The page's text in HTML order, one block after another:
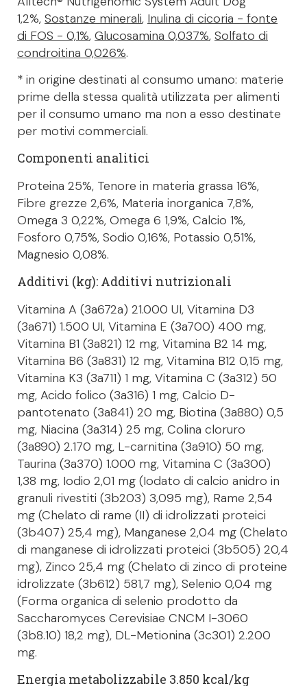
1,2%, Sostanze minerali, Inulina di cicoria - fonte
di FOS - 0,1%, Glucosamina 0,037%, Solfato di
condroitina 0,026%.
* in origine destinati al consumo umano: materie
prime della stessa qualità utilizzata per alimenti
per il consumo umano ma non a esso destinate
per motivi commerciali.
Componenti analitici
Proteina 25%, Tenore in materia grassa 16%,
Fibre grezze 2,6%, Materia inorganica 7,8%,
Omega 3 0,22%, Omega 6 1,9%, Calcio 1%,
Fosforo 0,75%, Sodio 0,16%, Potassio 0,51%,
Magnesio 0,08%.
Additivi (kg): Additivi nutrizionali
Vitamina A (3a672a) 21.000 UI, Vitamina D3
(3a671) 1.500 UI, Vitamina E (3a700) 400 mg,
Vitamina B1 (3a821) 12 mg, Vitamina B2 14 mg,
Vitamina B6 (3a831) 12 mg, Vitamina B12 0,15 mg,
Vitamina K3 (3a711) 1 mg, Vitamina C (3a312) 50
mg, Acido folico (3a316) 1 mg, Calcio D-
pantotenato (3a841) 20 mg, Biotina (3a880) 0,5
mg, Niacina (3a314) 25 mg, Colina cloruro
(3a890) 2.170 mg, L-carnitina (3a910) 50 mg,
Taurina (3a370) 1.000 mg, Vitamina C (3a300)
1,38 mg, Iodio 2,01 mg (Iodato di calcio anidro in
granuli rivestiti (3b203) 3,095 mg), Rame 2,54
mg (Chelato di rame (II) di idrolizzati proteici
(3b407) 25,4 mg), Manganese 2,04 mg (Chelato
di manganese di idrolizzati proteici (3b505) 20,4
mg), Zinco 25,4 mg (Chelato di zinco di proteine
idrolizzate (3b612) 581,7 mg), Selenio 0,04 mg
(Forma organica di selenio prodotto da
Saccharomyces Cerevisiae CNCM I-3060
(3b8.10) 18,2 mg), DL-Metionina (3c301) 2.200
mg.
Energia metabolizzabile 3.850 kcal/kg